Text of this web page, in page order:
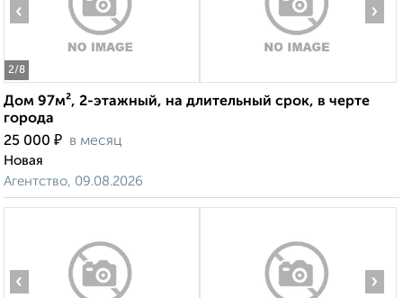
2/8
‹ ›
Дом 97м², 2-этажный, на длительный срок, в черте
города
25 000 ₽ в месяц
Новая
Агентство, 09.08.2026
‹ ›